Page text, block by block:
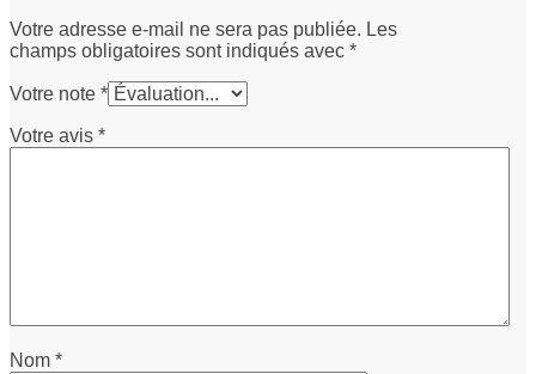
Votre adresse e-mail ne sera pas publiée. Les
champs obligatoires sont indiqués avec *
Votre note *
Votre avis *
Nom *